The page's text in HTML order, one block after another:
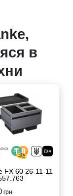
в
FX 60 26-11-11
грн